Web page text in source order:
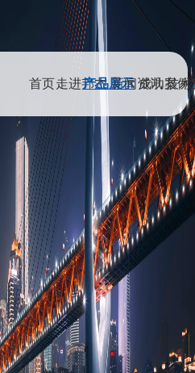
首页走进邦杰产品展示新闻资讯成功案例
技术